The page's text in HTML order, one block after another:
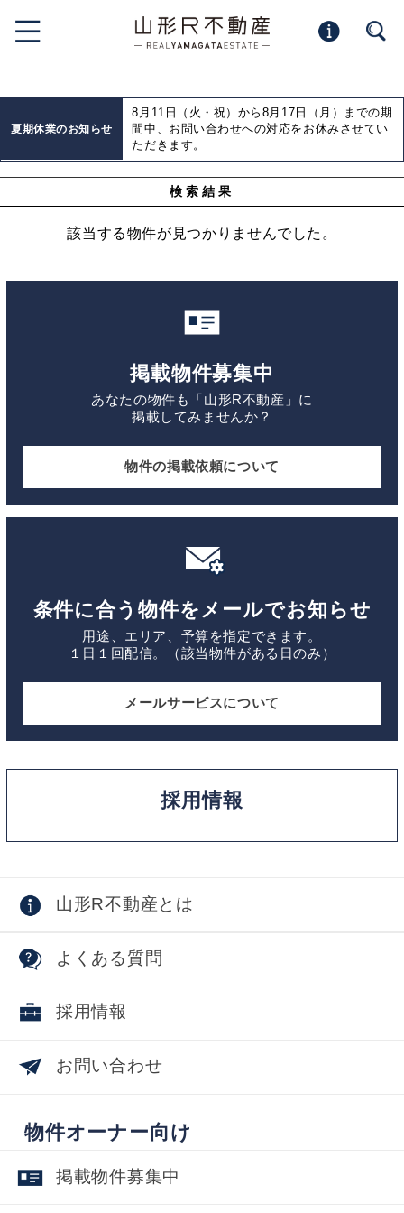
夏期休業のお知らせ
8月11日（火・祝）から8月17日（月）までの期
間中、お問い合わせへの対応をお休みさせてい
ただきます。
検索結果
該当する物件が見つかりませんでした。
掲載物件募集中
あなたの物件も「山形R不動産」に
掲載してみませんか？
物件の掲載依頼について
条件に合う物件をメールでお知らせ
用途、エリア、予算を指定できます。
１日１回配信。（該当物件がある日のみ）
メールサービスについて
採用情報
山形R不動産とは
よくある質問
採用情報
お問い合わせ
物件オーナー向け
掲載物件募集中